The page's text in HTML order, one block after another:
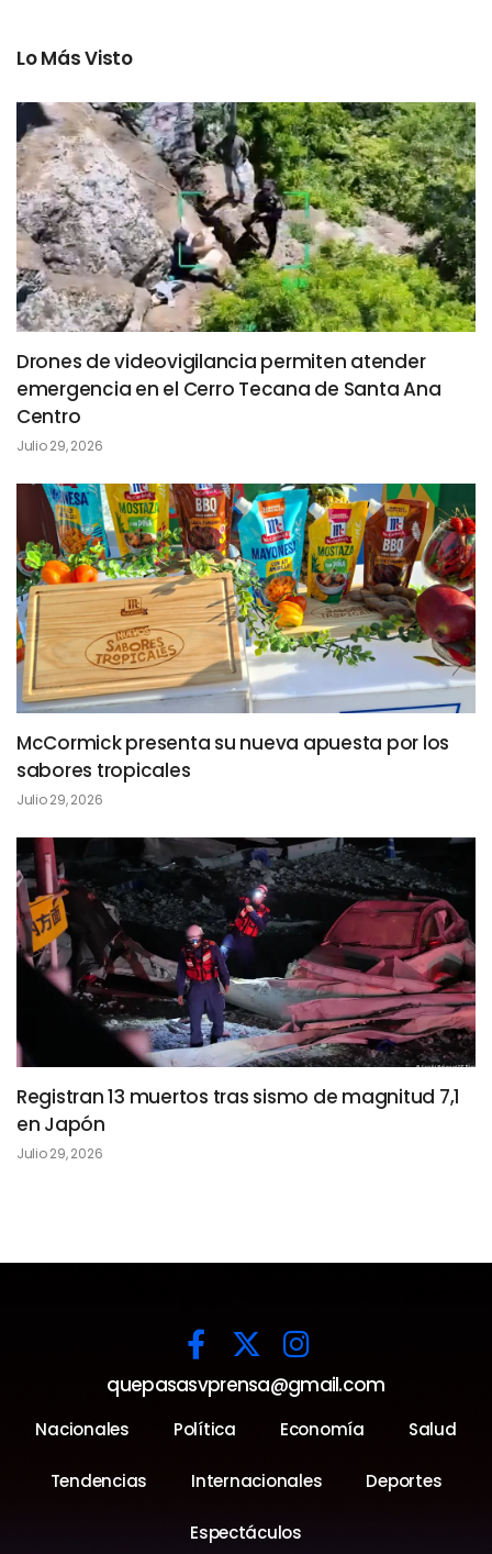
Lo Más Visto
Drones de videovigilancia permiten atender
emergencia en el Cerro Tecana de Santa Ana
Centro
Julio 29, 2026
McCormick presenta su nueva apuesta por los
sabores tropicales
Julio 29, 2026
Registran 13 muertos tras sismo de magnitud 7,1
en Japón
Julio 29, 2026
quepasasvprensa@gmail.com
Nacionales Política Economía Salud
Tendencias Internacionales Deportes
Espectáculos